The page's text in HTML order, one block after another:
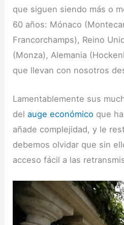
que siguen siendo más o
60 años: Mónaco
Francorchamps), Reino
(Monza), Alemania
que llevan con nosotros
Lamentablemente sus
delauge económico que
añade complejidad, y le
debemos olvidar que sin
acceso fácil a las